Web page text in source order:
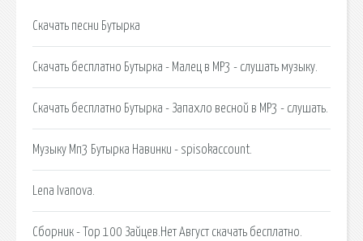
Скачать песни Бутырка
Скачать бесплатно Бутырка - Малец в MP3 - слушать музыку.
Скачать бесплатно Бутырка - Запахло весной в MP3 - слушать.
Музыку Мп3 Бутырка Навинки - spisokaccount.
Lena Ivanova.
Сборник - Top 100 Зайцев.Нет Август скачать бесплатно.